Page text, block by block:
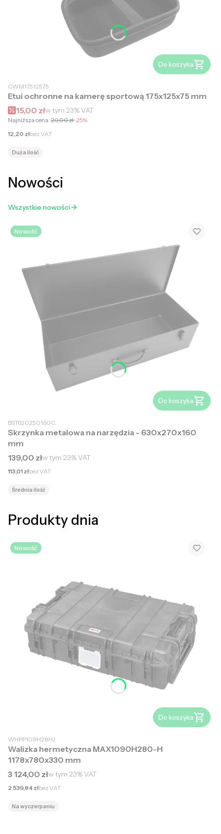
Do koszyka
CWM17512575
Etui ochronne na kamerę sportową 175x125x75 mm
Cena promocyjna brutto
15,00 złw tym 23%VAT
Najniższa cena: 20,00 zł-25%
Cena netto
12,20 złbez VAT
Duża ilość
Nowości
Wszystkie nowości
Nowość
Do koszyka
BST620250160C
Skrzynka metalowa na narzędzia - 630x270x160
mm
Cena brutto
139,00 złw tym 23%VAT
Cena netto
113,01 złbez VAT
Średnia ilość
Produkty dnia
Nowość
Do koszyka
WHPP109H28HJ
Walizka hermetyczna MAX1090H280-H
1178x780x330 mm
Cena brutto
3 124,00 złw tym 23%VAT
Cena netto
2 539,84 złbez VAT
Na wyczerpaniu